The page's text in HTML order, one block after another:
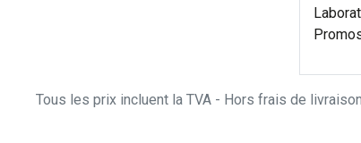
Tous les prix incluent la TVA - Hors frais de livraison.